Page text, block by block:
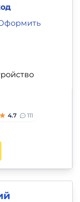
4.7 111